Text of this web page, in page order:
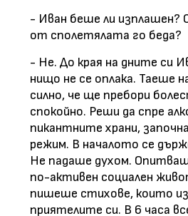
- Иван беше ли изплашен?
от сполетялата го беда?
- Не. До края на дните си
нищо не се оплака. Таеше
силно, че ще пребори
спокойно. Реши да спре
пикантните храни,
режим. В началото се
Не падаше духом.
по-активен социален
пишеше стихове, които
приятелите си. В 6 часа